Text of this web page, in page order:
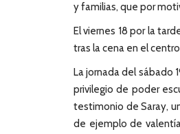
y familias, que por
El viernes 18 por la
tras la cena en el
La jornada del sábado
privilegio de poder
testimonio de Saray,
de ejemplo de